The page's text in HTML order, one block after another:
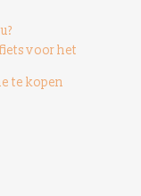
voor het
te kopen